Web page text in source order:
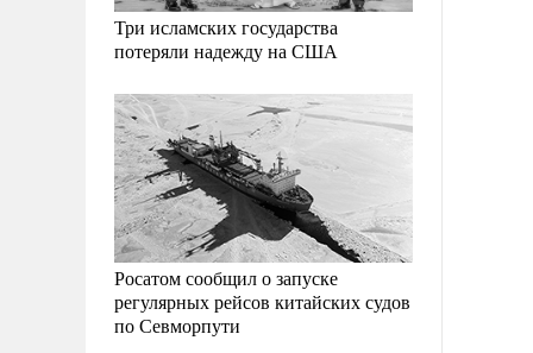
Три исламских государства
потеряли надежду на США
Росатом сообщил о запуске
регулярных рейсов китайских судов
по Севморпути